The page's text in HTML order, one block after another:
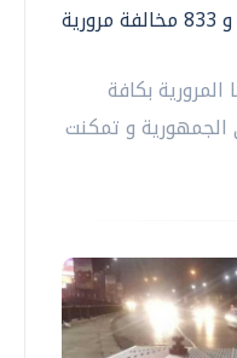
وزارة الداخلية تضبط 120 ألفا و 833 مخالفة مرورية
بكافة
و تمكنت